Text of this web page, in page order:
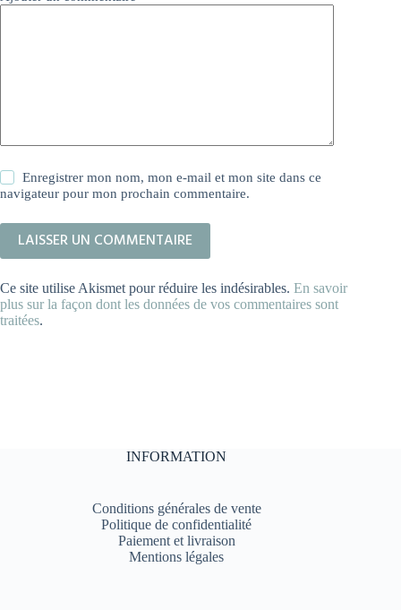
Enregistrer mon nom, mon e-mail et mon site dans ce
navigateur pour mon prochain commentaire.
LAISSER UN COMMENTAIRE
Ce site utilise Akismet pour réduire les indésirables. En savoir
plus sur la façon dont les données de vos commentaires sont
traitées.
INFORMATION
Conditions générales de vente
Politique de confidentialité
Paiement et livraison
Mentions légales